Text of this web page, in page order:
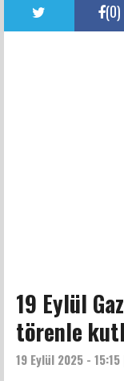
(0)
19 Eylül
törenle
19 Eylül 2025 - 15:15